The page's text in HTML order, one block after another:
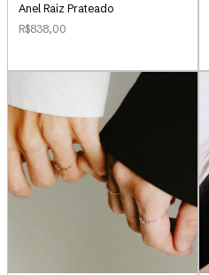
Anel Raiz Prateado
R$838,00